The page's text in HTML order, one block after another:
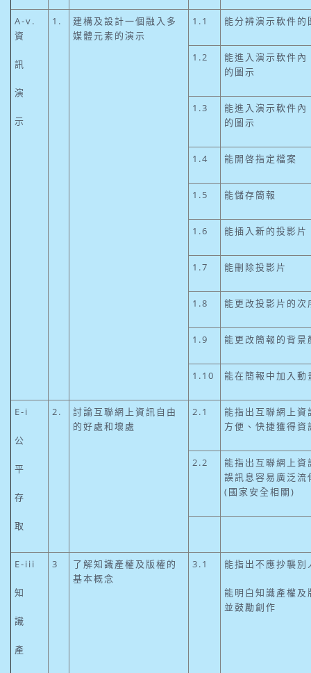
A-v.
資
訊
演
示
1.
建構及設計一個融入多
媒體元素的演示
1.1 能分辨演示軟件的
1.2
能進入演示軟件
的圖示
1.3
能進入演示軟件
的圖示
1.4 能開啓指定檔案
1.5 能儲存簡報
1.6 能插入新的投影片
1.7 能刪除投影片
1.8 能更改投影片的次
1.9 能更改簡報的背景
1.10 能在簡報中加入動
E-i
公
平
存
取
2.
討論互聯網上資訊自由
的好處和壞處
2.1
能指出互聯網上
方便、快捷獲得
2.2
能指出互聯網上
誤訊息容易廣泛
(國家安全相關)
E-iii
知
識
產
3
了解知識產權及版權的
基本概念
3.1 能指出不應抄襲別
能明白知識產權
並鼓勵創作